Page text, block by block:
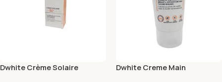
Dwhite Crème Solaire
Dwhite Creme Main